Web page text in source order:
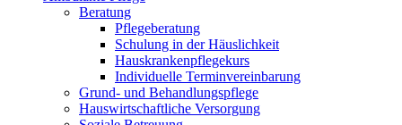
Beratung
Pflegeberatung
Schulung in der Häuslichkeit
Hauskrankenpflegekurs
Individuelle Terminvereinbarung
Grund- und Behandlungspflege
Hauswirtschaftliche Versorgung